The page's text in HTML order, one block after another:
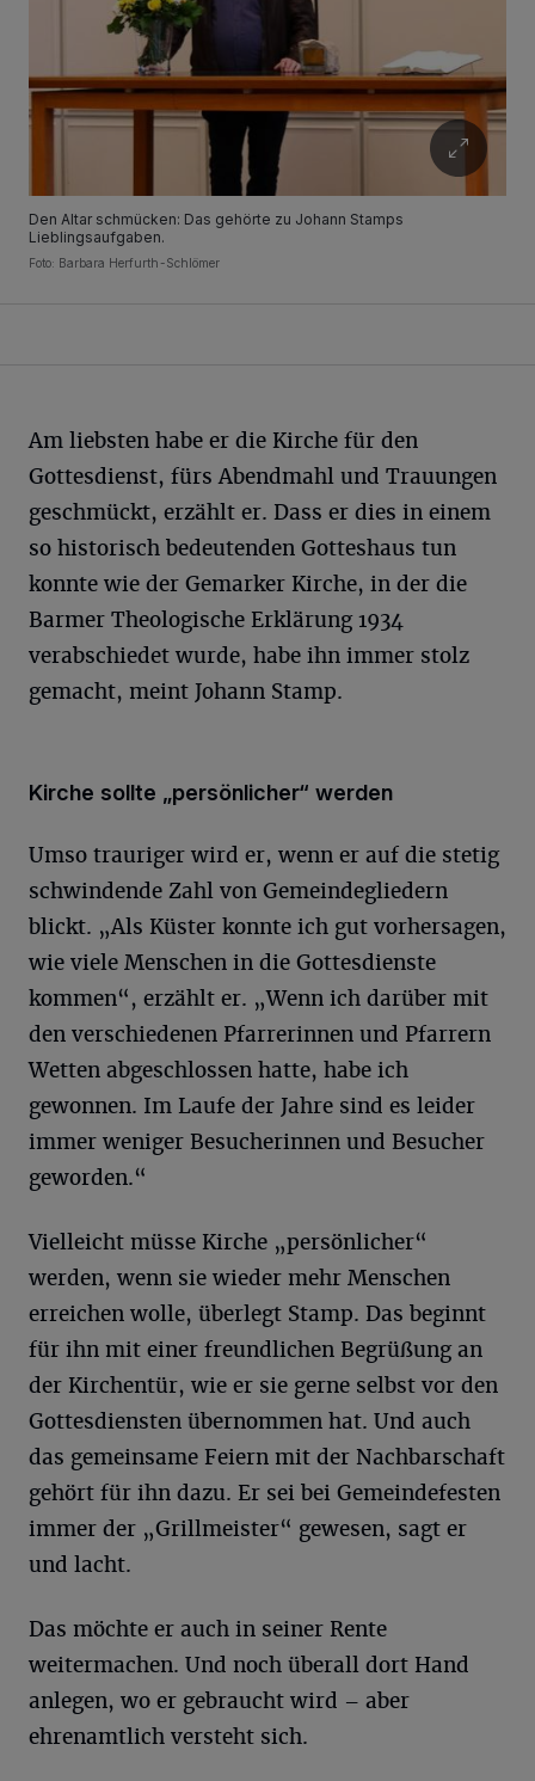
Den Altar schmücken: Das gehörte zu Johann Stamps
Lieblingsaufgaben.
Foto: Barbara Herfurth-Schlömer
Am liebsten habe er die Kirche für den
Gottesdienst, fürs Abendmahl und Trauungen
geschmückt, erzählt er. Dass er dies in einem
so historisch bedeutenden Gotteshaus tun
konnte wie der Gemarker Kirche, in der die
Barmer Theologische Erklärung 1934
verabschiedet wurde, habe ihn immer stolz
gemacht, meint Johann Stamp.
Kirche sollte „persönlicher“ werden
Umso trauriger wird er, wenn er auf die stetig
schwindende Zahl von Gemeindegliedern
blickt. „Als Küster konnte ich gut vorhersagen,
wie viele Menschen in die Gottesdienste
kommen“, erzählt er. „Wenn ich darüber mit
den verschiedenen Pfarrerinnen und Pfarrern
Wetten abgeschlossen hatte, habe ich
gewonnen. Im Laufe der Jahre sind es leider
immer weniger Besucherinnen und Besucher
geworden.“
Vielleicht müsse Kirche „persönlicher“
werden, wenn sie wieder mehr Menschen
erreichen wolle, überlegt Stamp. Das beginnt
für ihn mit einer freundlichen Begrüßung an
der Kirchentür, wie er sie gerne selbst vor den
Gottesdiensten übernommen hat. Und auch
das gemeinsame Feiern mit der Nachbarschaft
gehört für ihn dazu. Er sei bei Gemeindefesten
immer der „Grillmeister“ gewesen, sagt er
und lacht.
Das möchte er auch in seiner Rente
weitermachen. Und noch überall dort Hand
anlegen, wo er gebraucht wird – aber
ehrenamtlich versteht sich.